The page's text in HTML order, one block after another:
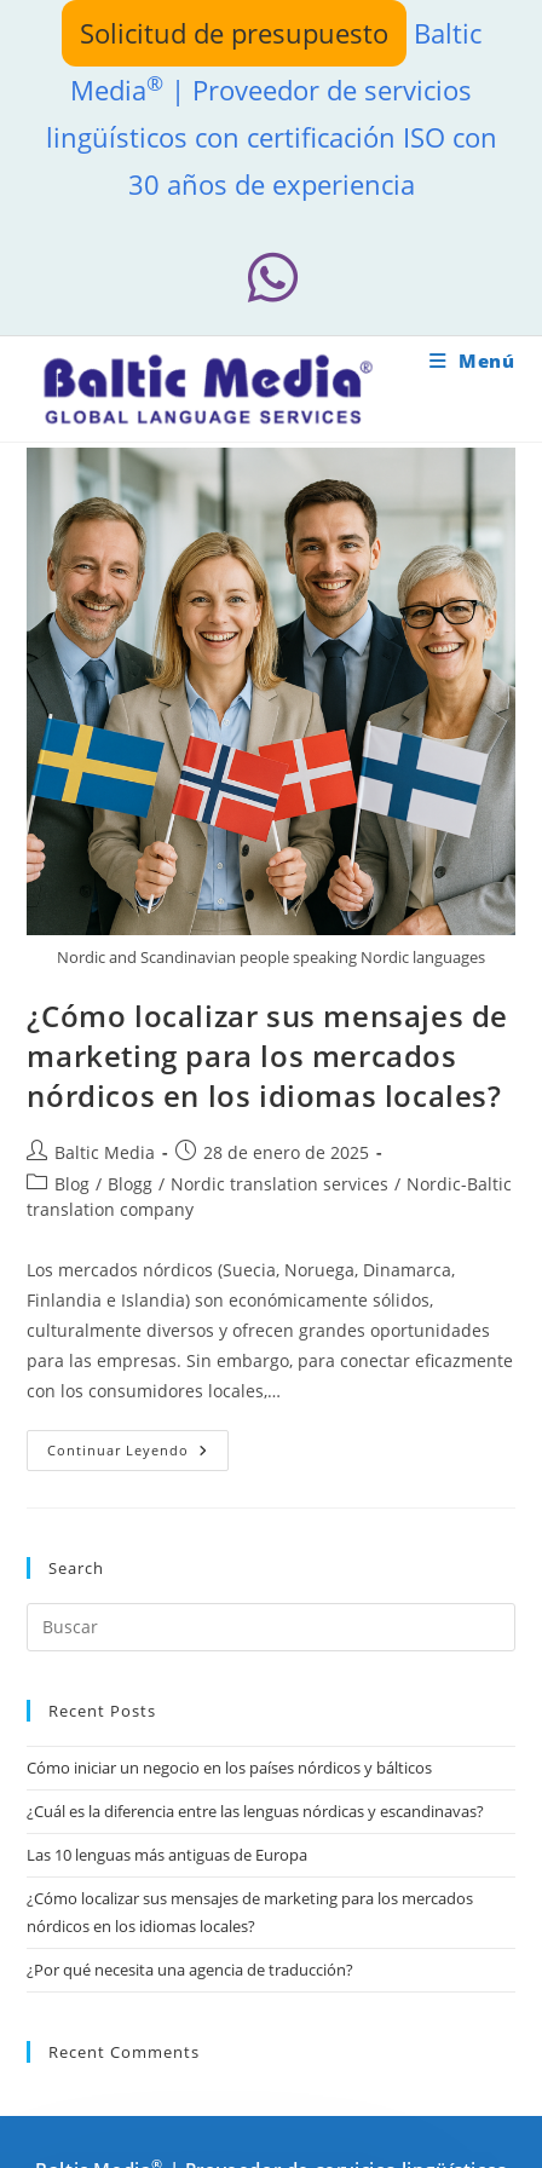
contenido
Solicitud de presupuesto
Baltic
Media® | Proveedor de servicios
lingüísticos con certificación ISO con
30 años de experiencia
Menú
Nordic and Scandinavian people speaking Nordic languages
¿Cómo localizar sus mensajes de
marketing para los mercados
nórdicos en los idiomas locales?
Autor
de
la
Baltic Media
Publicación
de
la
entrada:
28 de enero de 2025
Categoría
de
Blog / Blogg / Nordic translation services / Nordic-Baltic
translation company
Los mercados nórdicos (Suecia, Noruega, Dinamarca,
Finlandia e Islandia) son económicamente sólidos,
culturalmente diversos y ofrecen grandes oportunidades
para las empresas. Sin embargo, para conectar eficazmente
con los consumidores locales,…
Continuar Leyendo ¿Cómo
Localizar
Nórdicos
Idiomas
Search
Recent Posts
Cómo iniciar un negocio en los países nórdicos y bálticos
¿Cuál es la diferencia entre las lenguas nórdicas y escandinavas?
Las 10 lenguas más antiguas de Europa
¿Cómo localizar sus mensajes de marketing para los mercados
nórdicos en los idiomas locales?
¿Por qué necesita una agencia de traducción?
Recent Comments
®